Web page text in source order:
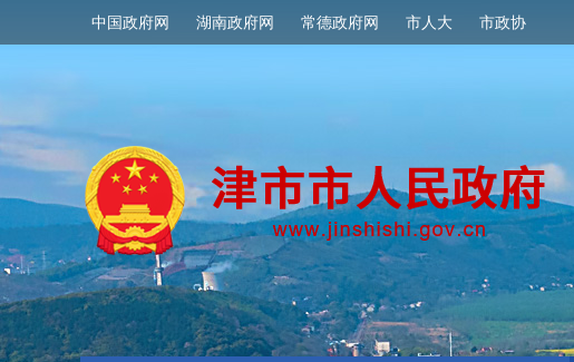
中国政府网 湖南政府网 常德政府网 市人大 市政协